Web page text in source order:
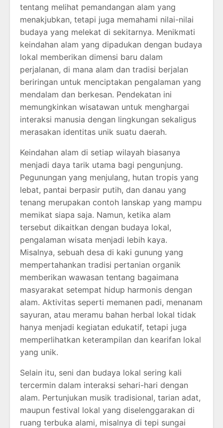
tentang melihat pemandangan alam yang
menakjubkan, tetapi juga memahami nilai-nilai
budaya yang melekat di sekitarnya. Menikmati
keindahan alam yang dipadukan dengan budaya
lokal memberikan dimensi baru dalam
perjalanan, di mana alam dan tradisi berjalan
beriringan untuk menciptakan pengalaman yang
mendalam dan berkesan. Pendekatan ini
memungkinkan wisatawan untuk menghargai
interaksi manusia dengan lingkungan sekaligus
merasakan identitas unik suatu daerah.
Keindahan alam di setiap wilayah biasanya
menjadi daya tarik utama bagi pengunjung.
Pegunungan yang menjulang, hutan tropis yang
lebat, pantai berpasir putih, dan danau yang
tenang merupakan contoh lanskap yang mampu
memikat siapa saja. Namun, ketika alam
tersebut dikaitkan dengan budaya lokal,
pengalaman wisata menjadi lebih kaya.
Misalnya, sebuah desa di kaki gunung yang
mempertahankan tradisi pertanian organik
memberikan wawasan tentang bagaimana
masyarakat setempat hidup harmonis dengan
alam. Aktivitas seperti memanen padi, menanam
sayuran, atau meramu bahan herbal lokal tidak
hanya menjadi kegiatan edukatif, tetapi juga
memperlihatkan keterampilan dan kearifan lokal
yang unik.
Selain itu, seni dan budaya lokal sering kali
tercermin dalam interaksi sehari-hari dengan
alam. Pertunjukan musik tradisional, tarian adat,
maupun festival lokal yang diselenggarakan di
ruang terbuka alami, misalnya di tepi sungai